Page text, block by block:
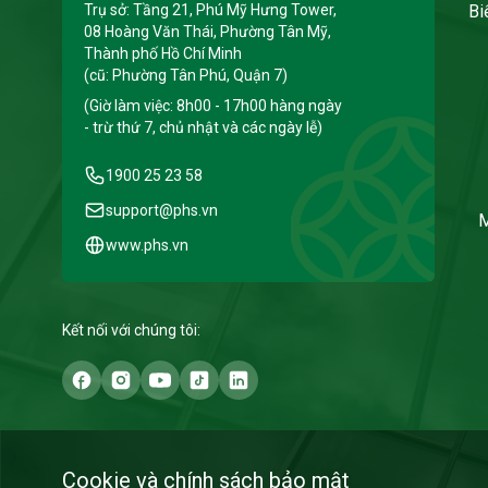
Cookie và chính sách bảo mật
Trụ sở: Tầng 21, Phú Mỹ Hưng Tower,
08 Hoàng Văn Thái, Phường Tân Mỹ,
Thành phố Hồ Chí Minh
(cũ: Phường Tân Phú, Quận 7)
(Giờ làm việc: 8h00 - 17h00 hàng ngày
- trừ thứ 7, chủ nhật và các ngày lễ)
1900 25 23 58
support@phs.vn
www.phs.vn
Kết nối với chúng tôi: